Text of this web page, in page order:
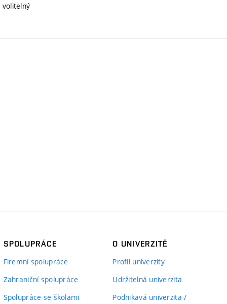
SPOLUPRÁCE
Firemní spolupráce
Zahraniční spolupráce
Spolupráce se školami
O UNIVERZITĚ
Profil univerzity
Udržitelná univerzita
Podnikavá univerzita /